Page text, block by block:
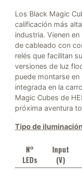
Los Black Magic
calificación más
industria. Vienen
de cableado con
relés que facilitan
versiones de luz
puede montarse
integrada en la
Magic Cubes de
próxima aventura
Tipo de
N°
LEDs
Input
(V)